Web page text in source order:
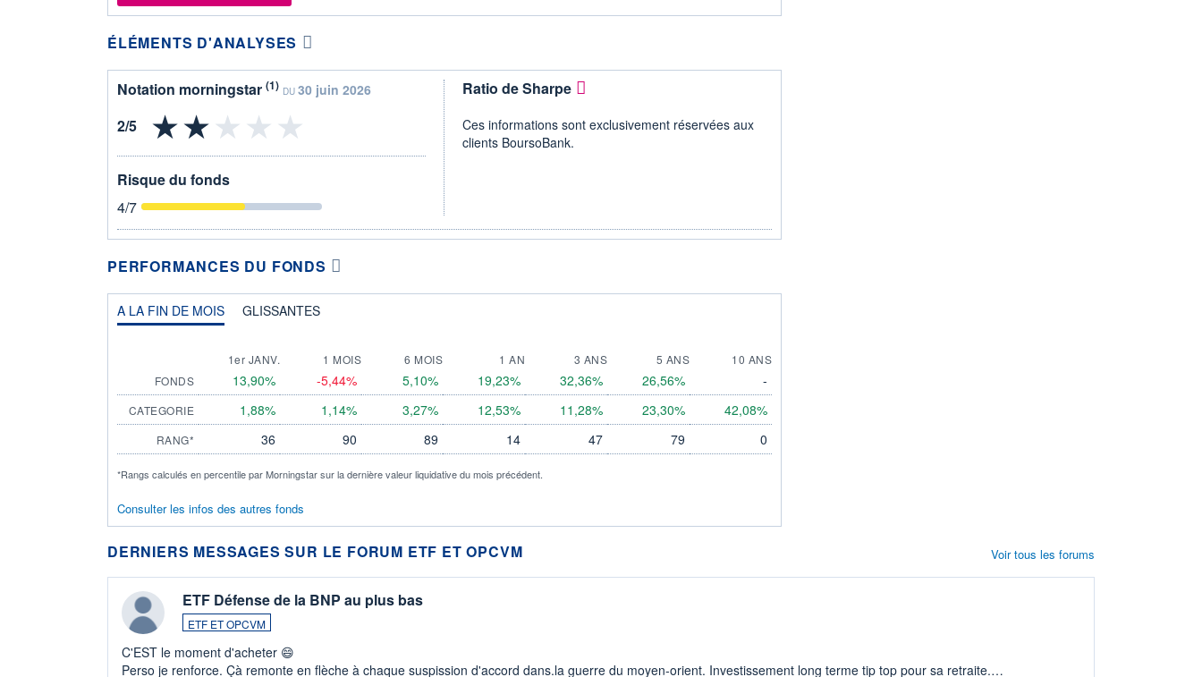
ÉLÉMENTS D'ANALYSES
Notation morningstar (1) DU 30 juin 2026
Risque du fonds
4/7
Ratio de Sharpe
Ces informations sont exclusivement réservées aux
clients BoursoBank.
PERFORMANCES DU FONDS
A LA FIN DE MOIS GLISSANTES
1er JANV. 1 MOIS 6 MOIS 1 AN 3 ANS 5 ANS
10 ANS
FONDS
13,90% -5,44% 5,10% 19,23% 32,36% 26,56% -
CATEGORIE 1,88% 1,14% 3,27% 12,53% 11,28% 23,30% 42,08%
RANG* 36 90 89 14 47 79 0
*Rangs calculés en percentile par Morningstar sur la dernière valeur liquidative du mois précédent.
Consulter les infos des autres fonds
DERNIERS MESSAGES SUR LE FORUM ETF ET OPCVM
ETF Défense de la BNP au plus bas
ETF ET OPCVM
C'EST le moment d'acheter 😄​
Perso je renforce. Çà remonte en flèche à chaque suspission d'accord dans.la guerre du moyen-orient. Investissement long terme tip top pour sa retraite.
Voir tous les forums